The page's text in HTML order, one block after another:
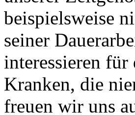
beispielsweise
seiner
interessieren für
Kranken, die
freuen wir uns